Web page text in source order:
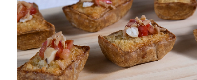
ONDE COMPRAR